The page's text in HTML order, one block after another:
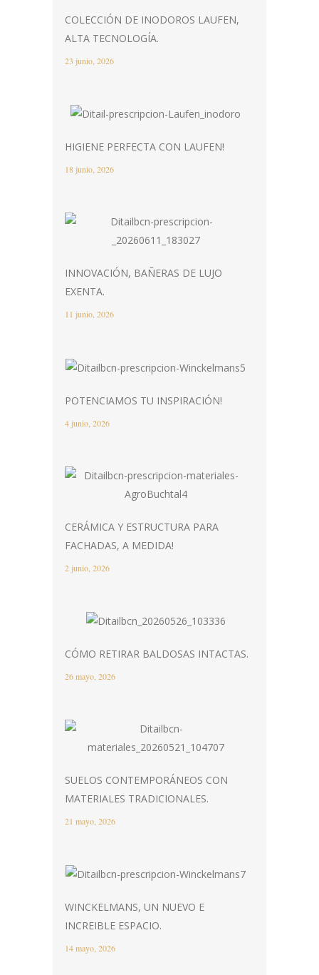
COLECCIÓN DE INODOROS LAUFEN,
ALTA TECNOLOGÍA.
23 junio, 2026
HIGIENE PERFECTA CON LAUFEN!
18 junio, 2026
INNOVACIÓN, BAÑERAS DE LUJO
EXENTA.
11 junio, 2026
POTENCIAMOS TU INSPIRACIÓN!
4 junio, 2026
CERÁMICA Y ESTRUCTURA PARA
FACHADAS, A MEDIDA!
2 junio, 2026
CÓMO RETIRAR BALDOSAS INTACTAS.
26 mayo, 2026
SUELOS CONTEMPORÁNEOS CON
MATERIALES TRADICIONALES.
21 mayo, 2026
WINCKELMANS, UN NUEVO E
INCREIBLE ESPACIO.
14 mayo, 2026